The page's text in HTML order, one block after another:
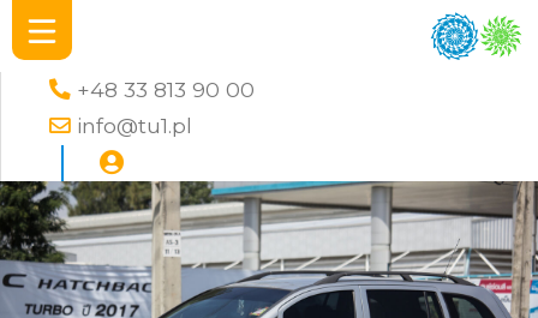
+48 33 813 90 00
info@tu1.pl